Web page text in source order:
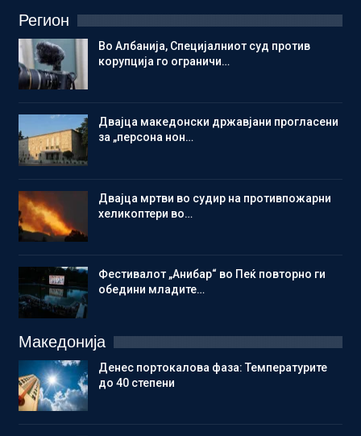
Регион
Во Албанија, Специјалниот суд против
корупција го ограничи…
Двајца македонски државјани прогласени
за „персона нон…
Двајца мртви во судир на противпожарни
хеликоптери во…
Фестивалот „Анибар“ во Пеќ повторно ги
обедини младите…
Македонија
Денес портокалова фаза: Температурите
до 40 степени